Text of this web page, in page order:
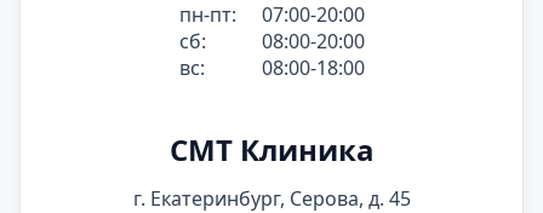
пн-пт:
07:00-20:00
сб:
08:00-20:00
вс:
08:00-18:00
СМТ Клиника
г. Екатеринбург, Серова, д. 45